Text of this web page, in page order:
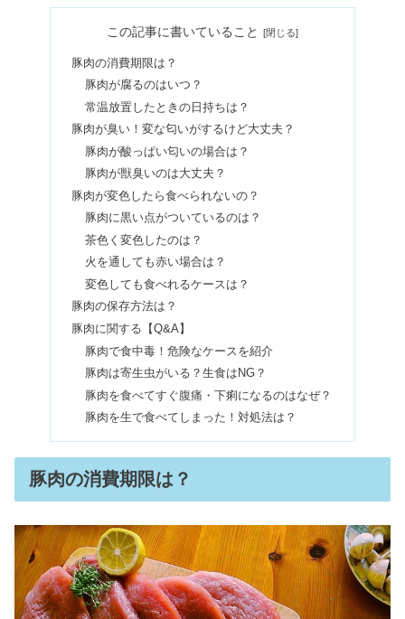
コミは本当？ダイエット効果の評判
ウィダーインゼリーは体に悪い？食事
代わりになるの真相&効果
ZONeエナジードリンクがやばい・体
に悪い？効果や味の口コミも
クリスタルガイザーは体に悪い&やば
いの？販売終了・白キャップまずい？
チルアウトドリンクは危ない？違法で
やばい・体に悪いは本当か調査
ミロは体に悪い&大人は太る？何歳か
ら飲める？カロリー栄養成分まとめ
無印のアロマは体に悪い？ペンダント
や陣痛の時に使える？
パンの消費・賞味期限｜冷凍はいつま
この記事に書いていること
豚肉の消費期限は？
豚肉が腐るのはいつ？
常温放置したときの日持ちは？
豚肉が臭い！変な匂いがするけど大丈夫？
豚肉が酸っぱい匂いの場合は？
豚肉が獣臭いのは大丈夫？
豚肉が変色したら食べられないの？
豚肉に黒い点がついているのは？
茶色く変色したのは？
火を通しても赤い場合は？
変色しても食べれるケースは？
豚肉の保存方法は？
豚肉に関する【Q&A】
豚肉で食中毒！危険なケースを紹介
豚肉は寄生虫がいる？生食はNG？
豚肉を食べてすぐ腹痛・下痢になるのはなぜ？
豚肉を生で食べてしまった！対処法は？
豚肉の消費期限は？